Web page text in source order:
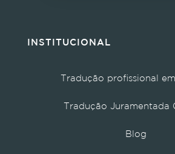
INSTITUCIONAL
Tradução profissional
Tradução Juramentada
Blog